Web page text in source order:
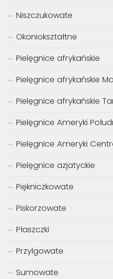
Niszczukowate
Okoniokształtne
Pielęgnice afrykańskie
Pielęgnice afrykańskie
Pielęgnice afrykańskie
Pielęgnice Ameryki
Pielęgnice Ameryki
Pielęgnice azjatyckie
Piękniczkowate
Piskorzowate
Płaszczki
Przylgowate
Sumowate